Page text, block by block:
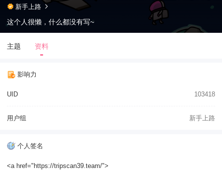
新手上路
这个人很懒，什么都没有写~
主题 资料
影响力
UID 103418
用户组 新手上路
个人签名
<a href="https://tripscan39.team/">